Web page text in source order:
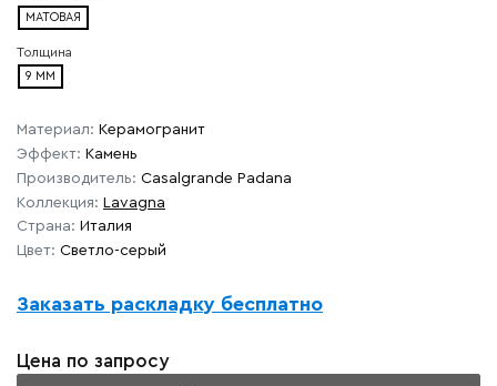
МАТОВАЯ
Толщина
9 ММ
Материал: Керамогранит
Эффект: Камень
Производитель: Casalgrande Padana
Коллекция: Lavagna
Страна: Италия
Цвет: Светло-серый
Заказать раскладку бесплатно
Цена по запросу